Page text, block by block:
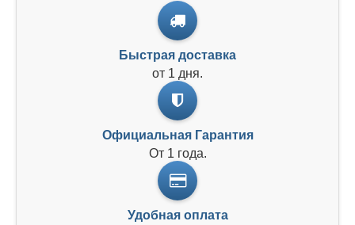
Быстрая доставка
от 1 дня.
Официальная Гарантия
От 1 года.
Удобная оплата